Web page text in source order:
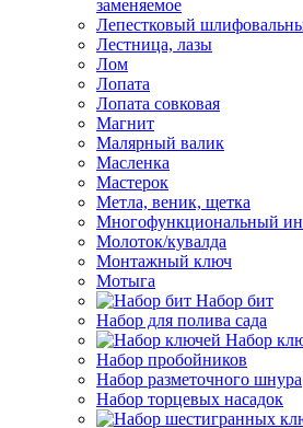
заменяемое
Лепестковый
Лестница, лазы
Лом
Лопата
Лопата совковая
Магнит
Малярный валик
Масленка
Мастерок
Метла, веник, щетка
Многофункциональный
Молоток/кувалда
Монтажный ключ
Мотыга
Набор бит
Набор для полива сада
Набор
Набор пробойников
Набор разметочного шнура
Набор торцевых насадок